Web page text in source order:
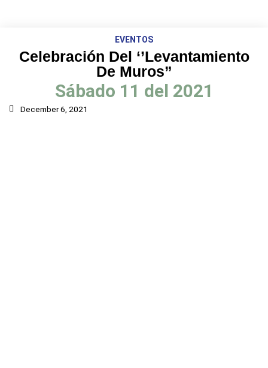
EVENTOS
Celebración Del ‘’Levantamiento
De Muros”
Sábado 11 del 2021
December 6, 2021